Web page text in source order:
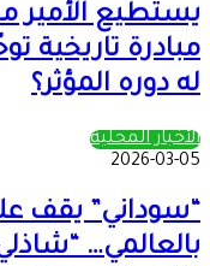
يستطيع الأمير
مبادرة تاريخية
له دوره المؤثر؟
الأخبار المحلية
2026-03-05
“سوداني” يقف
بالعالمي…